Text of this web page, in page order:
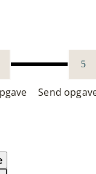
5
Send
hvis du har en